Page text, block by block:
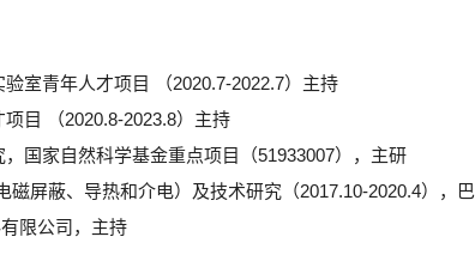
室青年人才项目 （2020.7-2022.7）主持
目 （2020.8-2023.8）主持
国家自然科学基金重点项目（51933007），主研
屏蔽、导热和介电）及技术研究（2017.10-2020.4），
限公司，主持